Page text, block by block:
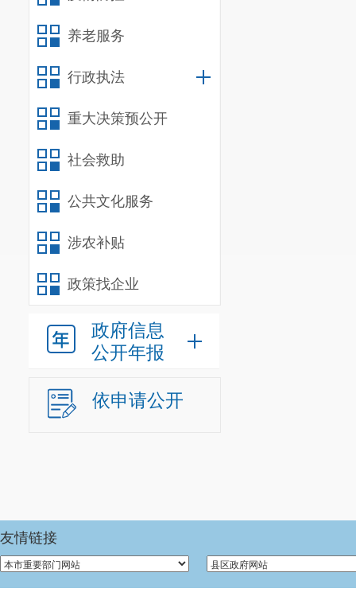
养老服务
行政执法
重大决策预公开
社会救助
公共文化服务
涉农补贴
政策找企业
政府信息
公开年报
依申请公开
友情链接